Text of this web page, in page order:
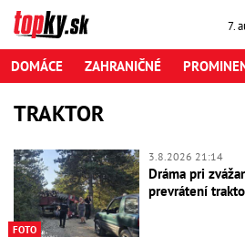
7.
DOMÁCE ZAHRANIČNÉ
TRAKTOR
FOTO
3.8.2026 21:14
Dráma pri
prevrátení